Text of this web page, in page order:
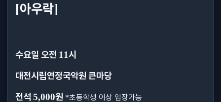
[아우락]
수요일 오전 11시
대전시립연정국악원 큰마당
전석 5,000원 *초등학생 이상 입장가능